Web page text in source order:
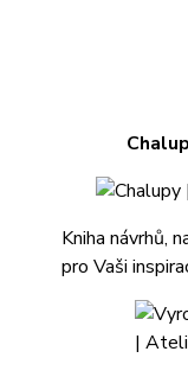
Kniha návrhů,
pro Vaši